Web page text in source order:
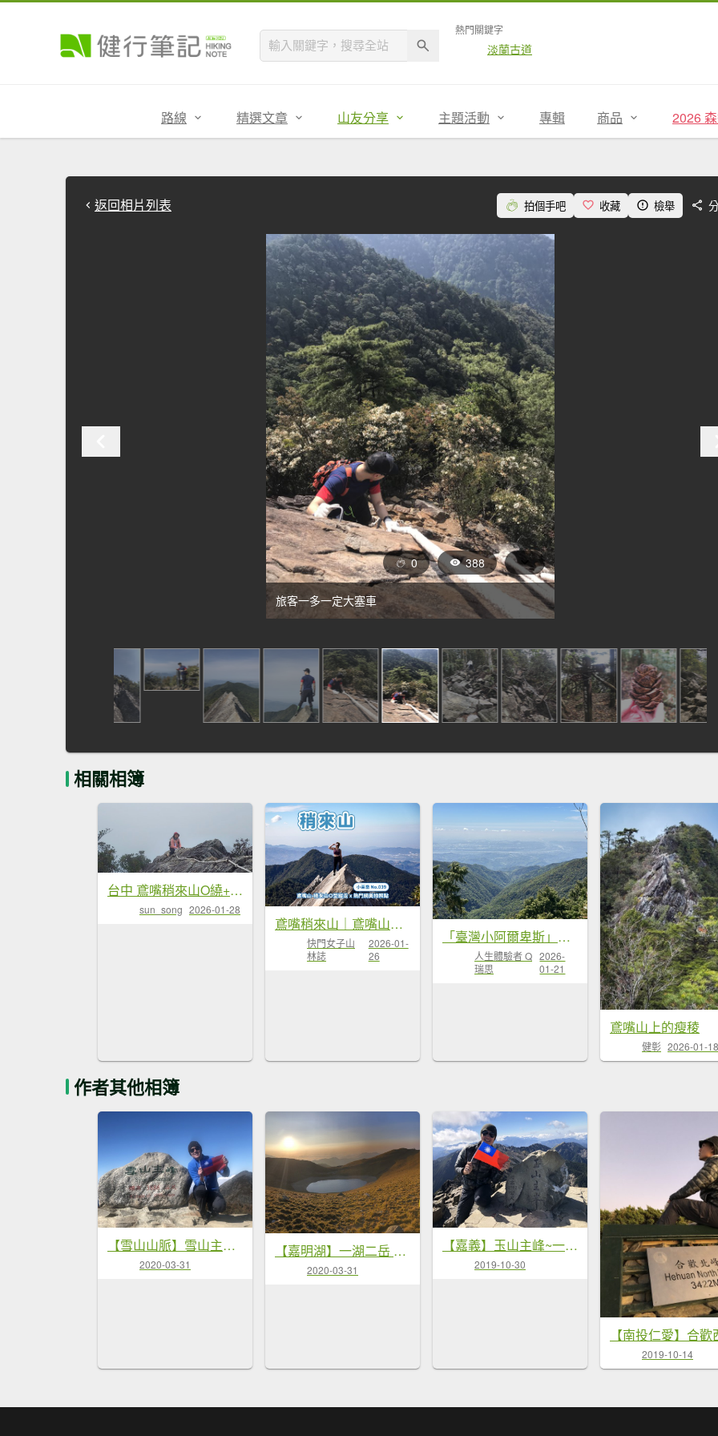
熱門關鍵字
淡蘭古道
路線 精選文章 山友分享 主題活動 專輯 商品 2026
返回相片列表 拍個手吧 收藏 檢舉
旅客一多一定大塞車
0 388
相關相簿
台中 鳶嘴稍來山O繞+稍來神木
sun_song 2026-01-28
鳶嘴稍來山｜鳶嘴山稍來山O型縱走
快門女子山
林誌
2026-01-
26
「臺灣小阿爾卑斯」鳶嘴山
人生體驗者 Q
瑞思
2026-
01-21
鳶嘴山上的瘦稜
健彰 2026-01-18
作者其他相簿
【雪山山脈】雪山主東 一日單攻
2020-03-31
【嘉明湖】一湖二岳 天使眼淚
2020-03-31
【嘉義】玉山主峰~一日單攻東亞第一高峰
2019-10-30
2019-10-14